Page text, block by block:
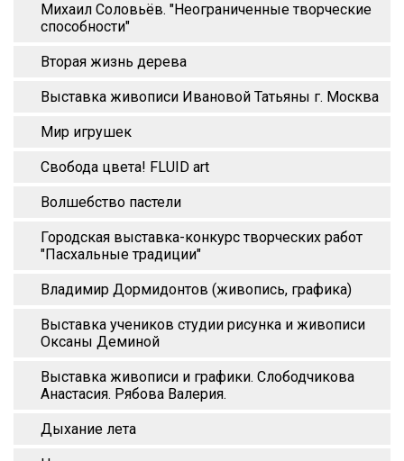
Михаил Соловьёв. "Неограниченные творческие
способности"
Вторая жизнь дерева
Выставка живописи Ивановой Татьяны г. Москва
Мир игрушек
Свобода цвета! FLUID art
Волшебство пастели
Городская выставка-конкурс творческих работ
"Пасхальные традиции"
Владимир Дормидонтов (живопись, графика)
Выставка учеников студии рисунка и живописи
Оксаны Деминой
Выставка живописи и графики. Слободчикова
Анастасия. Рябова Валерия.
Дыхание лета